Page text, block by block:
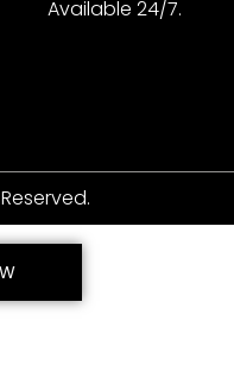
Available 24/7.